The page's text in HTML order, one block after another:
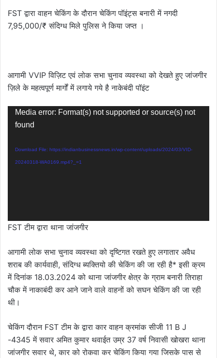
FST द्वारा वाहन चेकिंग के दौरान चेकिंग पॉइंट्स बनारी में नगदी
7,95,000/₹ संदिग्ध मिले पुलिस ने किया जप्त ।
आगामी VVIP विज़िट एवं लोक सभा चुनाव व्यवस्था को देखते हुए जांजगीर
ज़िले के महत्वपूर्ण मार्गों में लगाये गये है नाकेबंदी पॉइंट
Video
Player
Media error: Format(s) not supported or source(s) not
found
Download File: https://indianbusinessnews.in/wp-content/uploads/2024/03/VID-
20240318-WA0169.mp4?_=1
FST टीम द्वारा थाना जांजगीर
आगामी लोक सभा चुनाव व्यवस्था को दृष्टिगत रखते हुए लगातार अवैध
शराब की कार्यवाही, संदिग्ध ब्यक्तियो की चेकिंग की जा रही है* इसी क्रम
में दिनांक 18.03.2024 को थाना जांजगीर क्षेत्र के ग्राम बनारी तिराहा
चौक में नाकाबंदी कर आने जाने वाले वाहनों को सघन चेकिंग की जा रही
थी।
चेकिंग दौरान FST टीम के द्वारा कार वाहन क्रमांक सीजी 11 B J
-4345 में सवार अमित कुमार थवाईत उम्र 37 वर्ष निवासी खोखरा थाना
जांजगीर सवार थे, कार को रोकवा कर चेकिंग किया गया जिसके पास से